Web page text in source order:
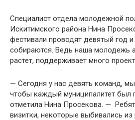
Специалист отдела молодежной
Искитимского района Нина
фестивали проводят девятый год и
собираются. Ведь наша молодежь
растет, поддерживает много
— Сегодня у нас девять команд,
чтобы каждый муниципалитет был
отметила Нина Просекова. —
визитки, некоторые выбивались из